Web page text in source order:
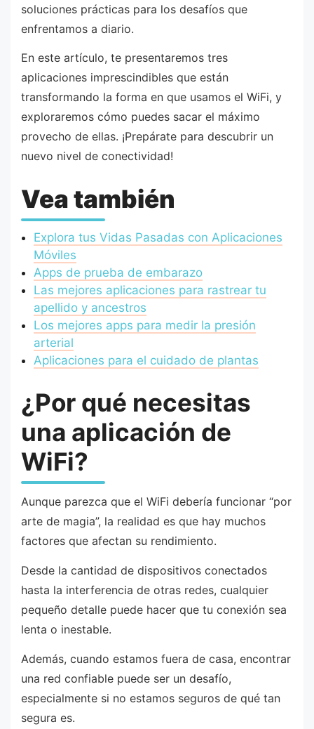
soluciones prácticas para los desafíos que
enfrentamos a diario.
En este artículo, te presentaremos tres
aplicaciones imprescindibles que están
transformando la forma en que usamos el WiFi, y
exploraremos cómo puedes sacar el máximo
provecho de ellas. ¡Prepárate para descubrir un
nuevo nivel de conectividad!
Vea también
Explora tus Vidas Pasadas con Aplicaciones
Móviles
Apps de prueba de embarazo
Las mejores aplicaciones para rastrear tu
apellido y ancestros
Los mejores apps para medir la presión
arterial
Aplicaciones para el cuidado de plantas
¿Por qué necesitas
una aplicación de
WiFi?
Aunque parezca que el WiFi debería funcionar “por
arte de magia”, la realidad es que hay muchos
factores que afectan su rendimiento.
Desde la cantidad de dispositivos conectados
hasta la interferencia de otras redes, cualquier
pequeño detalle puede hacer que tu conexión sea
lenta o inestable.
Además, cuando estamos fuera de casa, encontrar
una red confiable puede ser un desafío,
especialmente si no estamos seguros de qué tan
segura es.